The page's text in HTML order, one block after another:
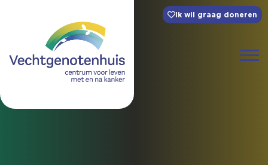
Ik wil graag doneren